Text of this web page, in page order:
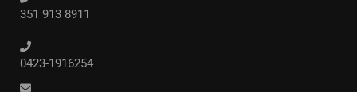
351 913 8911
0423-1916254